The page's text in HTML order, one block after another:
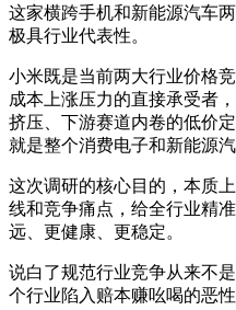
这家横跨手机和新能源汽车
极具行业代表性。
小米既是当前两大行业价格
成本上涨压力的直接承受者
挤压、下游赛道内卷的低价
就是整个消费电子和新能源汽
这次调研的核心目的，本质
线和竞争痛点，给全行业精
远、更健康、更稳定。
说白了规范行业竞争从来不
个行业陷入赔本赚吆喝的恶性